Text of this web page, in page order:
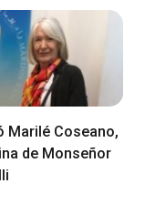
Marilé Coseano,
de Monseñor